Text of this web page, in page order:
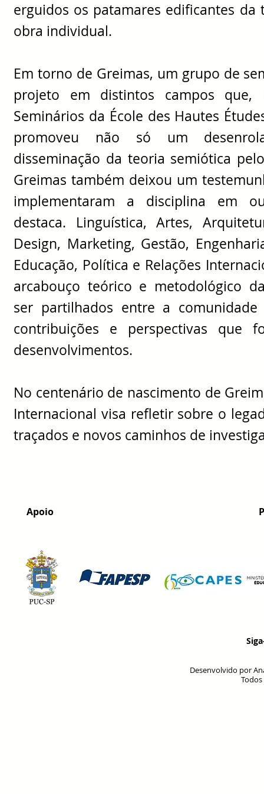
erguidos os patamares edificantes
obra individual.
Em torno de Greimas, um grupo de
projeto em distintos campos que,
Seminários da École des Hautes
promoveu não só um
disseminação da teoria semiótica
Greimas também deixou um
implementaram a disciplina em
destaca. Linguística, Artes,
Design, Marketing, Gestão,
Educação, Política e Relações
arcabouço teórico e metodológico
ser partilhados entre a
contribuições e perspectivas que
desenvolvimentos.
No centenário de nascimento de
Internacional visa refletir sobre o
traçados e novos caminhos de
Apoio
Desenvolvido por